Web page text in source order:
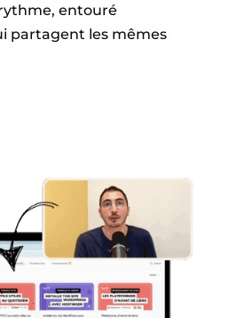
entouré
partagent les mêmes